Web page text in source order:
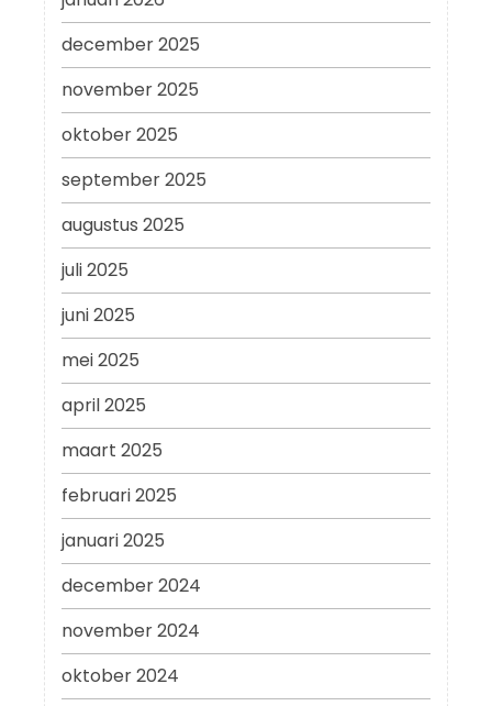
december 2025
november 2025
oktober 2025
september 2025
augustus 2025
juli 2025
juni 2025
mei 2025
april 2025
maart 2025
februari 2025
januari 2025
december 2024
november 2024
oktober 2024